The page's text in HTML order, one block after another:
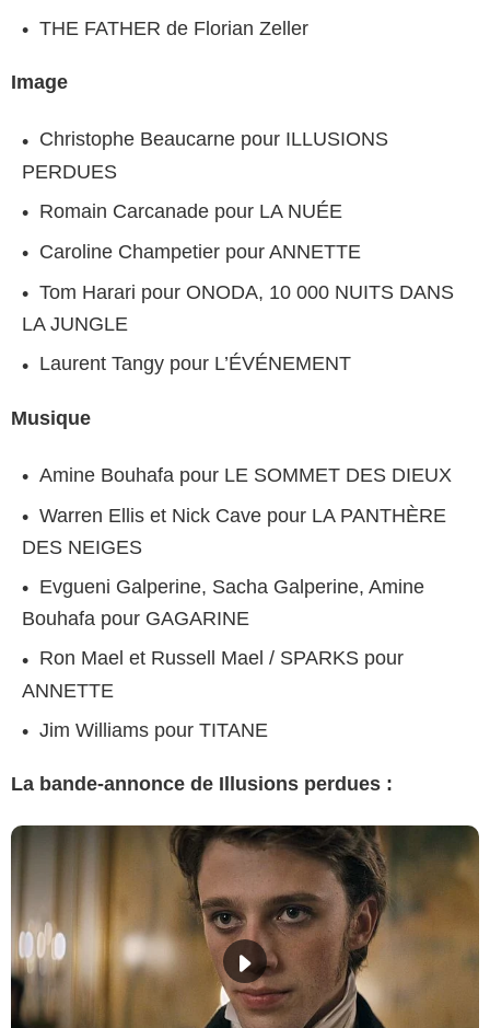
THE FATHER de Florian Zeller
Image
Christophe Beaucarne pour ILLUSIONS
PERDUES
Romain Carcanade pour LA NUÉE
Caroline Champetier pour ANNETTE
Tom Harari pour ONODA, 10 000 NUITS DANS
LA JUNGLE
Laurent Tangy pour L’ÉVÉNEMENT
Musique
Amine Bouhafa pour LE SOMMET DES DIEUX
Warren Ellis et Nick Cave pour LA PANTHÈRE
DES NEIGES
Evgueni Galperine, Sacha Galperine, Amine
Bouhafa pour GAGARINE
Ron Mael et Russell Mael / SPARKS pour
ANNETTE
Jim Williams pour TITANE
La bande-annonce de Illusions perdues :